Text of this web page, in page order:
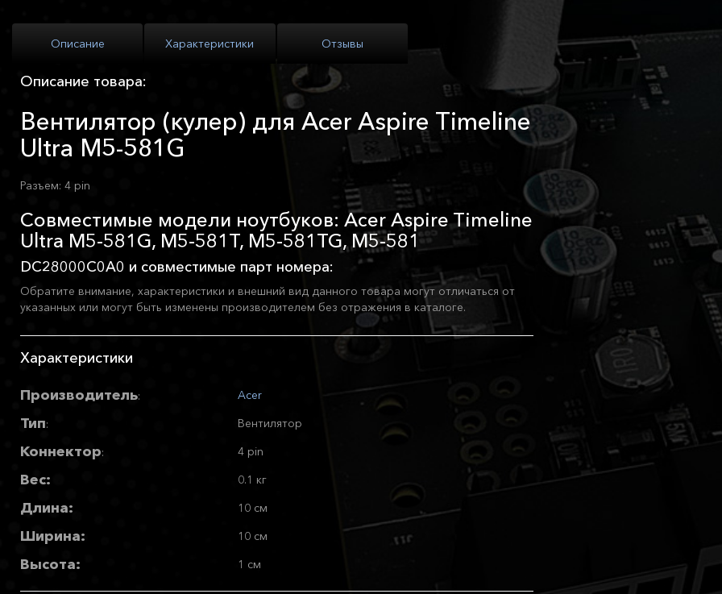
Описание Характеристики Отзывы
Описание товара:
Вентилятор (кулер) для Acer Aspire Timeline
Ultra M5-581G
Разъем: 4 pin
Совместимые модели ноутбуков: Acer Aspire Timeline
Ultra M5-581G, M5-581T, M5-581TG, M5-581
DC28000C0A0 и совместимые парт номера:
Обратите внимание, характеристики и внешний вид данного товара могут отличаться от
указанных или могут быть изменены производителем без отражения в каталоге.
Характеристики
Производитель: Acer
Тип: Вентилятор
Коннектор: 4 pin
Вес: 0.1 кг
Длина: 10 см
Ширина: 10 см
Высота: 1 см